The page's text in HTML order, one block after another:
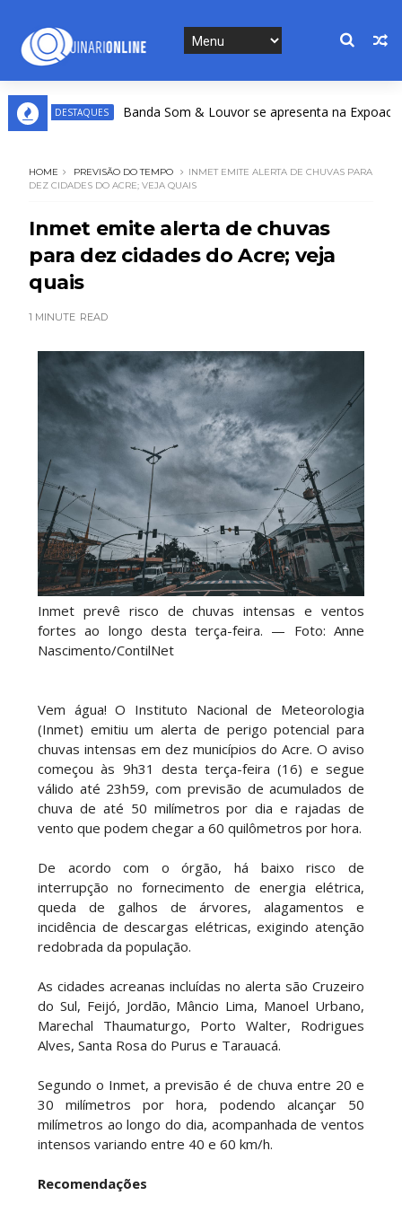
DESTAQUES Banda Som & Louvor se apresenta na Expoacre
HOME PREVISÃO DO TEMPO
INMET EMITE ALERTA DE CHUVAS PARA
DEZ CIDADES DO ACRE; VEJA QUAIS
Inmet emite alerta de chuvas
para dez cidades do Acre; veja
quais
1 MINUTE READ
Inmet prevê risco de chuvas intensas e ventos
fortes ao longo desta terça-feira. — Foto: Anne
Nascimento/ContilNet
Vem água! O Instituto Nacional de Meteorologia
(Inmet) emitiu um alerta de perigo potencial para
chuvas intensas em dez municípios do Acre. O aviso
começou às 9h31 desta terça-feira (16) e segue
válido até 23h59, com previsão de acumulados de
chuva de até 50 milímetros por dia e rajadas de
vento que podem chegar a 60 quilômetros por hora.
De acordo com o órgão, há baixo risco de
interrupção no fornecimento de energia elétrica,
queda de galhos de árvores, alagamentos e
incidência de descargas elétricas, exigindo atenção
redobrada da população.
As cidades acreanas incluídas no alerta são Cruzeiro
do Sul, Feijó, Jordão, Mâncio Lima, Manoel Urbano,
Marechal Thaumaturgo, Porto Walter, Rodrigues
Alves, Santa Rosa do Purus e Tarauacá.
Segundo o Inmet, a previsão é de chuva entre 20 e
30 milímetros por hora, podendo alcançar 50
milímetros ao longo do dia, acompanhada de ventos
intensos variando entre 40 e 60 km/h.
Recomendações